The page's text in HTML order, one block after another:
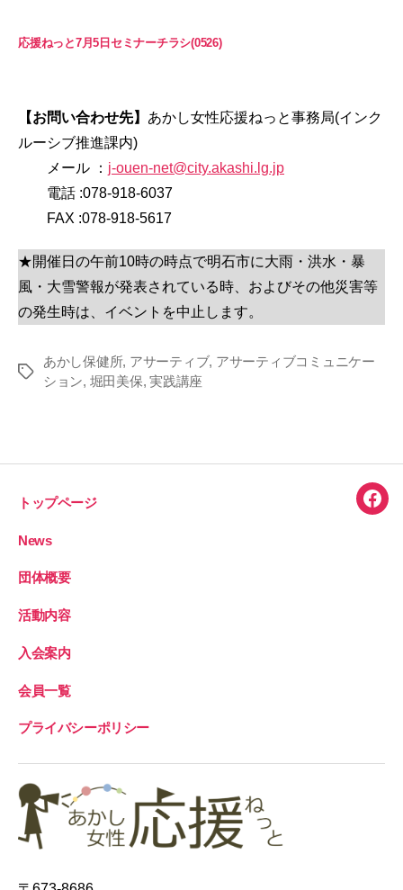
応援ねっと7月5日セミナーチラシ(0526)
【お問い合わせ先】 あかし女性応援ねっと事務局(インク
ルーシブ推進課内)
メール ： j-ouen-net@city.akashi.lg.jp
電話 :078-918-6037
FAX :078-918-5617
★開催日の午前10時の時点で明石市に大雨・洪水・暴
風・大雪警報が発表されている時、およびその他災害等
の発生時は、イベントを中止します。
タ
あかし保健所, アサーティブ, アサーティブコミュニケー
ション, 堀田美保,実践講座
トップページ
News
団体概要
活動内容
入会案内
会員一覧
プライバシーポリシー